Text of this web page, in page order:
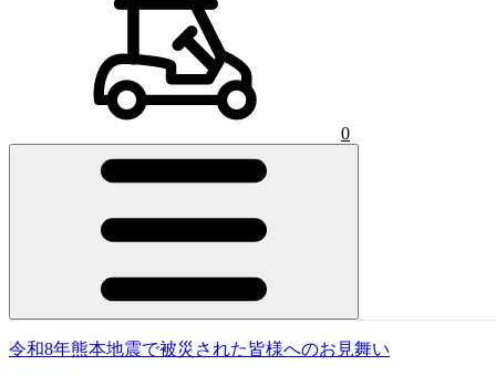
0
令和8年熊本地震で被災された皆様へのお見舞い